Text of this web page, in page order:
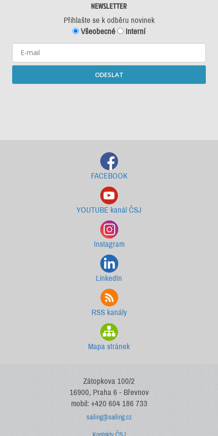
NEWSLETTER
Přihlašte se k odběru novinek
Všeobecné
Interní
ODESLAT
FACEBOOK
YOUTUBE kanál ČSJ
Instagram
LinkedIn
RSS kanály
Mapa stránek
Zátopkova 100/2
16900, Praha 6 - Břevnov
mobil: +420 604 186 733
sailing@sailing.cz